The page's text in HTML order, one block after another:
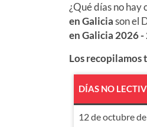
¿Qué días no hay
en Galiciason el
en Galicia2026 -
Los recopilamos
DÍAS NO
12 de octubre